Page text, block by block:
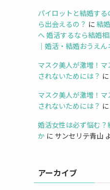
パイロットと結婚す
ら出会えるの？ に 結
へ 婚活するなら結婚
｜婚活・結婚おうえん
マスク美人が激増！
されないためには？ に
マスク美人が激増！
されないためには？ に
婚活女性は必ず悩む
か に サンセリテ青山
アーカイブ